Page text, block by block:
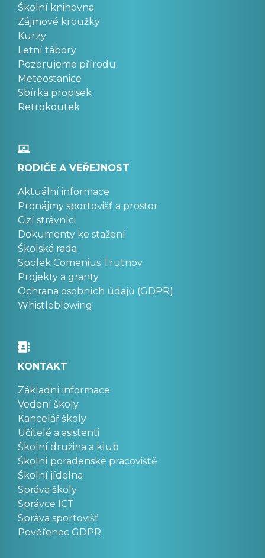
Školní knihovna
Zájmové kroužky
Kurzy
Letní tábory
Pozorujeme přírodu
Meteostanice
Sbírka propisek
Retrokoutek
RODIČE A VEŘEJNOST
Aktuální informace
Pronájmy sportovišť a prostor
Cizí strávníci
Dokumenty ke stažení
Školská rada
Spolek Comenius Trutnov
Projekty a granty
Ochrana osobních údajů (GDPR)
Whistleblowing
KONTAKT
Základní informace
Vedení školy
Kancelář školy
Učitelé a asistenti
Školní družina a klub
Školní poradenské pracoviště
Školní jídelna
Správa školy
Správce ICT
Správa sportovišť
Pověřenec GDPR